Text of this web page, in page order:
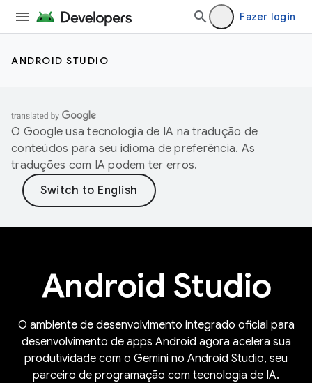
Fazer login
ANDROID STUDIO
O Google usa tecnologia de IA na tradução de
conteúdos para seu idioma de preferência. As
traduções com IA podem ter erros.
Android Studio
O ambiente de desenvolvimento integrado oficial para
desenvolvimento de apps Android agora acelera sua
produtividade com o Gemini no Android Studio, seu
parceiro de programação com tecnologia de IA.